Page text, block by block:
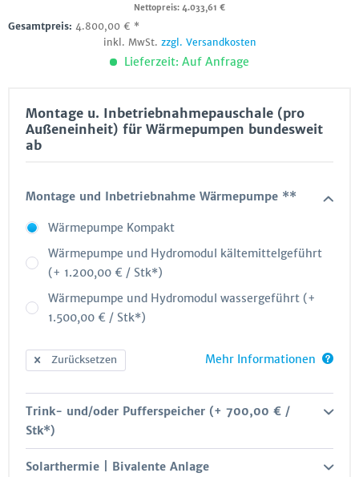
Nettopreis: 4.033,61 €
Gesamtpreis: 4.800,00 € *
inkl. MwSt. zzgl. Versandkosten
Lieferzeit: Auf Anfrage
Montage u. Inbetriebnahmepauschale (pro
Außeneinheit) für Wärmepumpen bundesweit
ab
Montage und Inbetriebnahme Wärmepumpe **
Wärmepumpe Kompakt
Wärmepumpe und Hydromodul kältemittelgeführt
(+ 1.200,00 € / Stk*)
Wärmepumpe und Hydromodul wassergeführt (+
1.500,00 € / Stk*)
Zurücksetzen Mehr Informationen
Trink- und/oder Pufferspeicher (+ 700,00 € /
Stk*)
Solarthermie | Bivalente Anlage